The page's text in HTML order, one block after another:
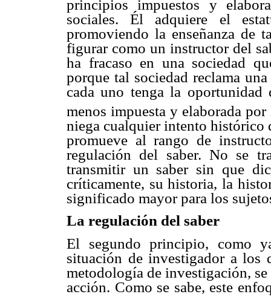
principios impuestos y
sociales. Él adquiere el
promoviendo la enseñanza de
figurar como un instructor del
ha fracaso en una sociedad
porque tal sociedad reclama
cada uno tenga la
menos impuesta y elaborada
niega cualquier intento histórico
promueve al rango de
regulación del saber. No se
transmitir un saber sin que
críticamente, su historia, la
significado mayor para los
La regulación del saber
El segundo principio, como
situación de investigador a los
metodología de investigación,
acción. Como se sabe, este